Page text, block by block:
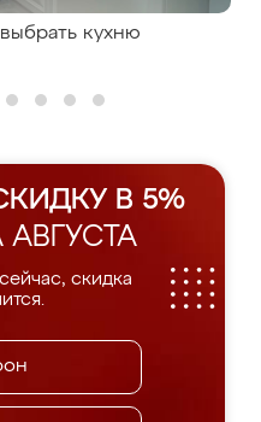
кухню
В 5%
скидка